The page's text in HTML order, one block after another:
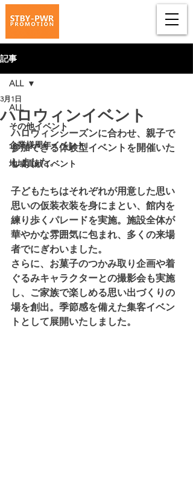
記事
ALL
その他イベント
企業様周年イベント
地域貢献イベント
ALL
ハロウィンイベント
3月1日
ハロウィンシーズンに合わせ、親子で
参加できる体験型イベントを開催いた
しました。
子どもたちはそれぞれが用意した思い
思いの仮装衣装を身にまとい、館内を
練り歩くパレードを実施。施設全体が
華やかな雰囲気に包まれ、多くの来場
者でにぎわいました。
さらに、お菓子のつかみ取り企画や着
ぐるみキャラクターとの撮影会も実施
し、ご家族で楽しめる思い出づくりの
場を創出。季節感を備えた集客イベン
トとして展開いたしました。